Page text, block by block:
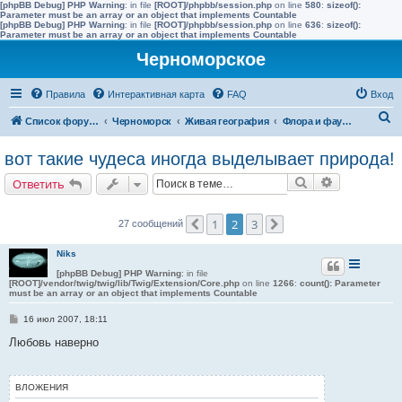
[phpBB Debug] PHP Warning: in file [ROOT]/phpbb/session.php on line 580: sizeof():
Parameter must be an array or an object that implements Countable
[phpBB Debug] PHP Warning: in file [ROOT]/phpbb/session.php on line 636: sizeof():
Parameter must be an array or an object that implements Countable
Черноморское
Правила Интерактивная карта FAQ Вход
Список форумов Черноморск Живая география Флора и фауна полуострова Тарханкут
и
вот такие чудеса иногда выделывает природа!
Ответить Поиск
27 сообщений Пред.
1 2 3
Niks
[phpBB Debug] PHP Warning: in file
[ROOT]/vendor/twig/twig/lib/Twig/Extension/Core.php on line 1266: count(): Parameter
must be an array or an object that implements Countable
С
о
н
и
16 июл 2007, 18:11
Любовь наверно
ВЛОЖЕНИЯ